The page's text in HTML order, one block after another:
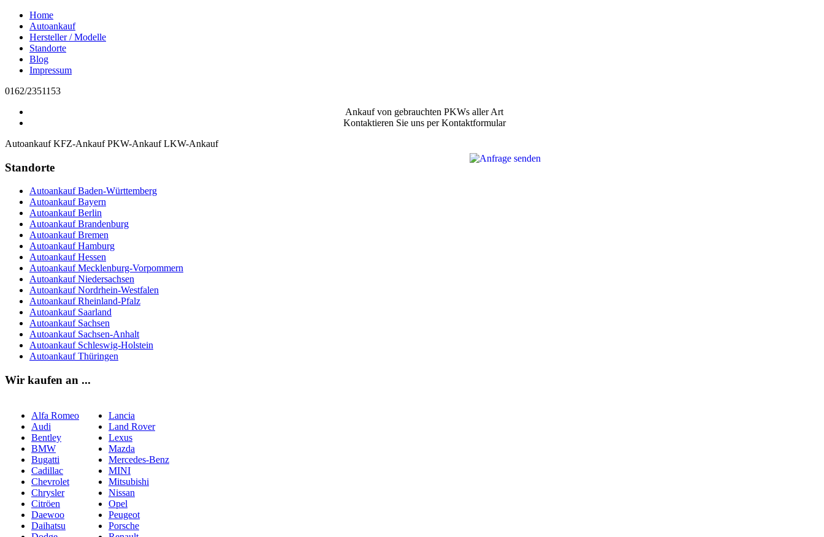
Home
Autoankauf
Hersteller / Modelle
Standorte
Blog
Impressum
0162/2351153
Ankauf von gebrauchten PKWs aller Art
Kontaktieren Sie uns per Kontaktformular
Autoankauf KFZ-Ankauf PKW-Ankauf LKW-Ankauf
Standorte
Autoankauf Baden-Württemberg
Autoankauf Bayern
Autoankauf Berlin
Autoankauf Brandenburg
Autoankauf Bremen
Autoankauf Hamburg
Autoankauf Hessen
Autoankauf Mecklenburg-Vorpommern
Autoankauf Niedersachsen
Autoankauf Nordrhein-Westfalen
Autoankauf Rheinland-Pfalz
Autoankauf Saarland
Autoankauf Sachsen
Autoankauf Sachsen-Anhalt
Autoankauf Schleswig-Holstein
Autoankauf Thüringen
Wir kaufen an ...
Alfa Romeo
Audi
Bentley
BMW
Bugatti
Cadillac
Chevrolet
Chrysler
Citröen
Daewoo
Daihatsu
Lancia
Land Rover
Lexus
Mazda
Mercedes-Benz
MINI
Mitsubishi
Nissan
Opel
Peugeot
Porsche